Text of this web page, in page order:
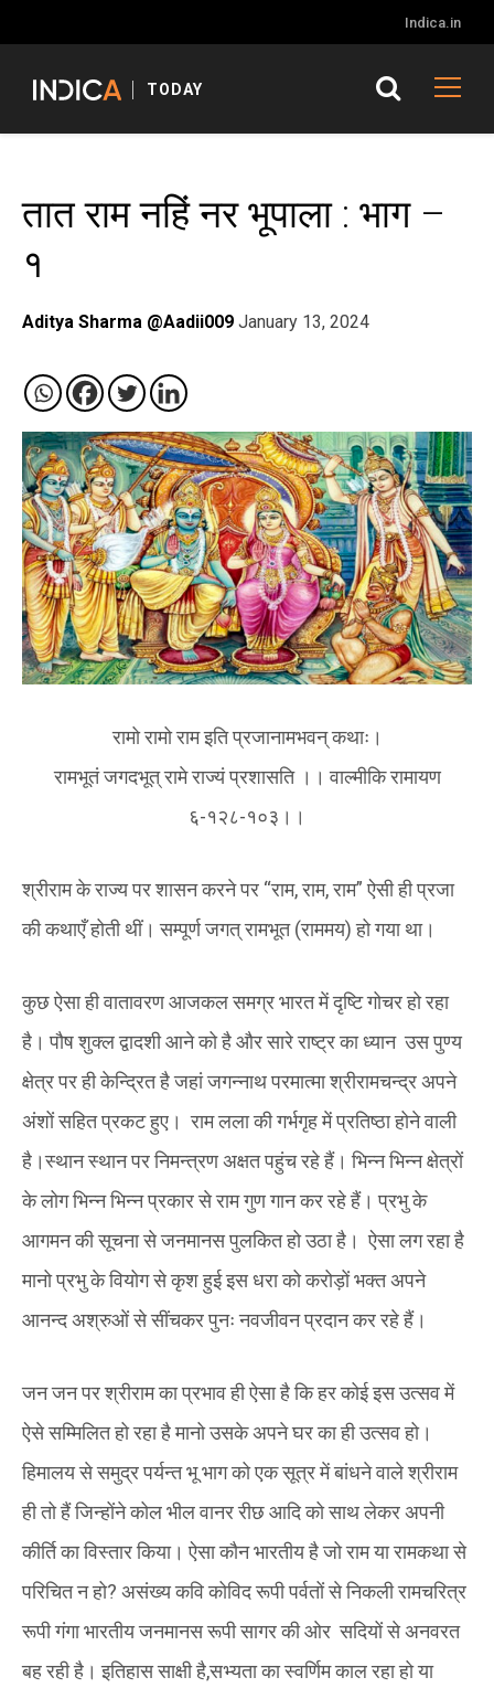
Indica.in
TODAY
तात राम नहिं नर भूपाला : भाग –
१
Aditya Sharma @Aadii009 January 13, 2024
रामो रामो राम इति प्रजानामभवन् कथाः।
रामभूतं जगदभूत् रामे राज्यं प्रशासति ।। वाल्मीकि रामायण
६-१२८-१०३।।
श्रीराम के राज्य पर शासन करने पर “राम, राम, राम” ऐसी ही प्रजा
की कथाएँ होती थीं। सम्पूर्ण जगत् रामभूत (राममय) हो गया था।
कुछ ऐसा ही वातावरण आजकल समग्र भारत में दृष्टि गोचर हो रहा
है। पौष शुक्ल द्वादशी आने को है और सारे राष्ट्र का ध्यान उस पुण्य
क्षेत्र पर ही केन्द्रित है जहां जगन्नाथ परमात्मा श्रीरामचन्द्र अपने
अंशों सहित प्रकट हुए। राम लला की गर्भगृह में प्रतिष्ठा होने वाली
है।‌स्थान स्थान पर निमन्त्रण अक्षत पहुंच रहे हैं। भिन्न भिन्न क्षेत्रों
के लोग भिन्न भिन्न प्रकार से राम गुण गान कर रहे हैं। प्रभु के
आगमन की सूचना से जनमानस पुलकित हो उठा है। ऐसा लग रहा है
मानो प्रभु के वियोग से कृश हुई इस धरा को करोड़ों भक्त अपने
आनन्द अश्रुओं से सींचकर पुनः नवजीवन प्रदान कर रहे हैं।
जन‌ जन पर श्रीराम का प्रभाव ही ऐसा है कि हर कोई इस उत्सव में
ऐसे सम्मिलित हो रहा है मानो उसके अपने घर का ही उत्सव हो।
हिमालय से समुद्र पर्यन्त भू भाग को एक सूत्र में बांधने वाले श्रीराम
ही तो हैं जिन्होंने कोल भील वानर रीछ आदि को साथ लेकर अपनी
कीर्ति का विस्तार किया। ऐसा कौन भारतीय है जो राम या रामकथा से
परिचित न हो? असंख्य कवि कोविद रूपी पर्वतों से निकली रामचरित्र
रूपी गंगा भारतीय जनमानस रूपी सागर की ओर सदियों से अनवरत
बह रही है।‌ इतिहास साक्षी है,सभ्यता का स्वर्णिम काल रहा हो या